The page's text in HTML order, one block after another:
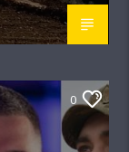
0